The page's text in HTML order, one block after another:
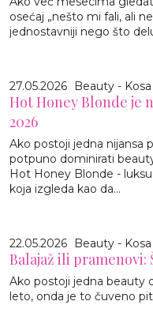
osećaj „nešto mi fali, ali
jednostavniji nego što
27.05.2026 Beauty - Kosa
Hot Honey Blonde je
2026
Ako postoji jedna nijansa
potpuno dominirati
Hot Honey Blonde -
koja izgleda kao da...
22.05.2026 Beauty - Kosa
Balajaž ili pramenovi:
Ako postoji jedna beauty
leto, onda je to čuveno